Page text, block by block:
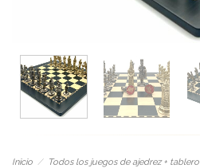
Inicio / Todos los juegos de ajedrez + tablero